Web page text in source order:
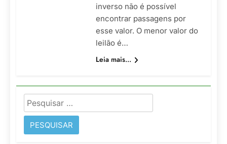
inverso não é possível
encontrar passagens por
esse valor. O menor valor do
leilão é…
Leia mais...
Pesquisar
por: